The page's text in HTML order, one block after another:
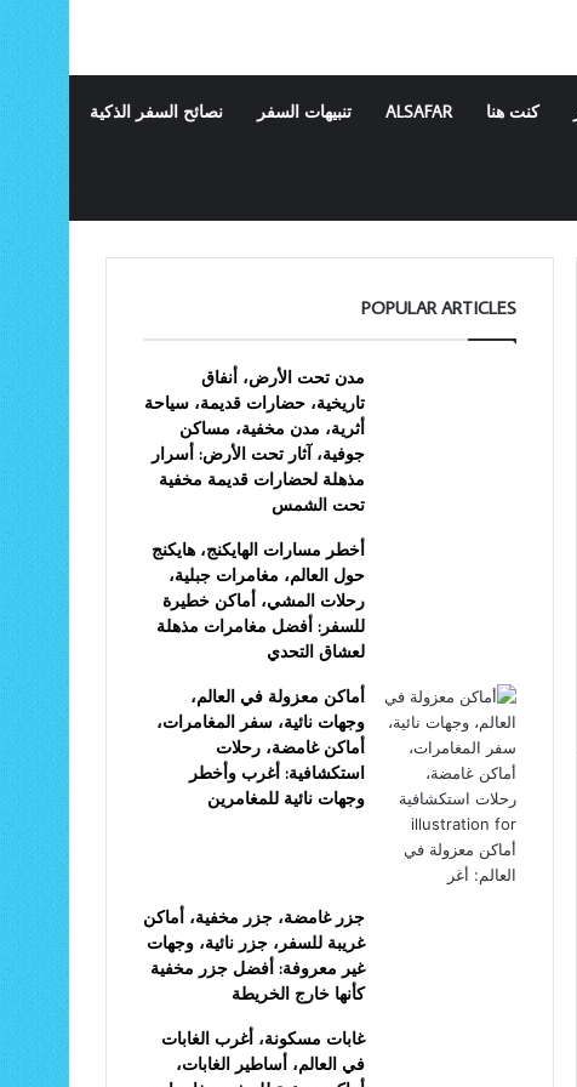
كنت هنا ALSAFAR تنبيهات السفر نصائح السفر الذكية
POPULAR ARTICLES
مدن تحت الأرض، أنفاق
تاريخية، حضارات قديمة، سياحة
أثرية، مدن مخفية، مساكن
جوفية، آثار تحت الأرض: أسرار
مذهلة لحضارات قديمة مخفية
تحت الشمس
أخطر مسارات الهايكنج، هايكنج
حول العالم، مغامرات جبلية،
رحلات المشي، أماكن خطيرة
للسفر: أفضل مغامرات مذهلة
لعشاق التحدي
أماكن معزولة في العالم،
وجهات نائية، سفر المغامرات،
أماكن غامضة، رحلات
استكشافية: أغرب وأخطر
وجهات نائية للمغامرين
جزر غامضة، جزر مخفية، أماكن
غريبة للسفر، جزر نائية، وجهات
غير معروفة: أفضل جزر مخفية
كأنها خارج الخريطة
غابات مسكونة، أغرب الغابات
في العالم، أساطير الغابات،